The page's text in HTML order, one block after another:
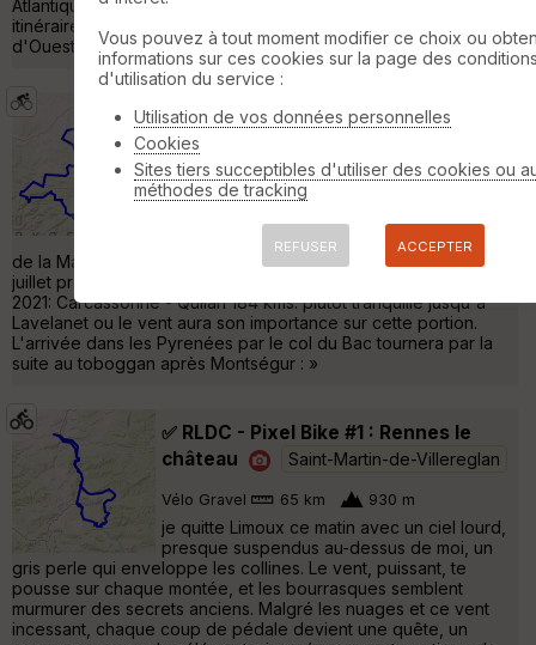
Atlantique. Le Lauraguais est le principal secteur de cet
itinéraire, souvent battu par des vents forts qu'ils soient
d'Ouest ou d'Est. Une partie de la trace vous »
ETAPE du TOUR DE FRANCE /
CARCASSONNE-QUILLAN avec bonus
Saint-Martin-de-Villereglan
Cyclotourisme 246 km
de la Malepére, je rejoint Carcasonne ou sera donner le 10
juillet prochain, le départ de la 14 éme étape du tour de France
2021: Carcassonne - Quilan 184 kms. plutôt tranquille jusqu'à
Lavelanet ou le vent aura son importance sur cette portion.
L'arrivée dans les Pyrenées par le col du Bac tournera par la
suite au toboggan après Montségur : »
✅ RLDC - Pixel Bike #1 : Rennes le
château
Saint-Martin-de-Villereglan
Vélo Gravel 65 km 930 m
je quitte Limoux ce matin avec un ciel lourd,
presque suspendus au-dessus de moi, un
gris perle qui enveloppe les collines. Le vent, puissant, te
pousse sur chaque montée, et les bourrasques semblent
murmurer des secrets anciens. Malgré les nuages et ce vent
incessant, chaque coup de pédale devient une quête, un
Vous pouvez à tout moment modifier ce choix ou
informations sur ces cookies sur la page des
d'utilisation du service :
Utilisation de vos données personnelles
Cookies
Sites tiers succeptibles d'utiliser des cookies ou
méthodes de tracking
REFUSER ACCEPTER